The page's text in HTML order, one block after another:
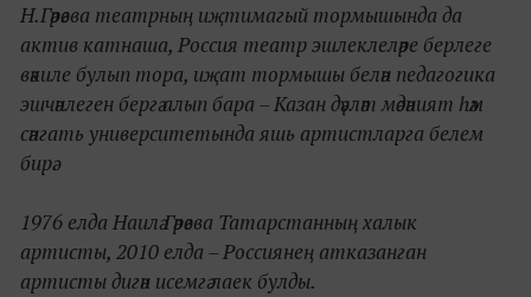
Н.Гәрәева театрның иҗтимагый тормышында да
актив катнаша, Россия театр эшлеклеләре берлеге
вәкиле булып тора, иҗат тормышы белән педагогика
эшчәнлеген бергә алып бара – Казан дәүләт мәдәният һәм
сәнгать университетында яшь артистларга белем
бирә.
1976 елда Наилә Гәрәева Татарстанның халык
артисты, 2010 елда – Россиянең атказанган
артисты дигән исемгә лаек булды.